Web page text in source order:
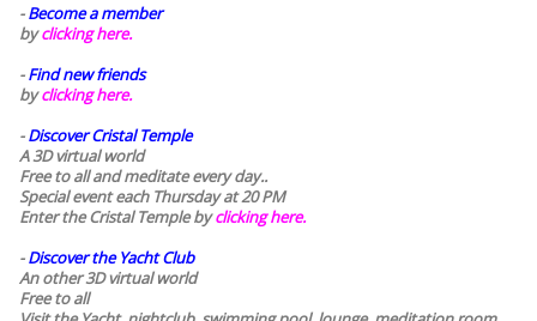
-Become a member
byclicking here.
-Find new friends
byclicking here.
-Discover Cristal Temple
A 3D virtual world
Free to all and meditate every day..
Special event each Thursday at 20 PM
Enter the Cristal Temple byclicking here.
-Discover the Yacht Club
An other 3D virtual world
Free to all